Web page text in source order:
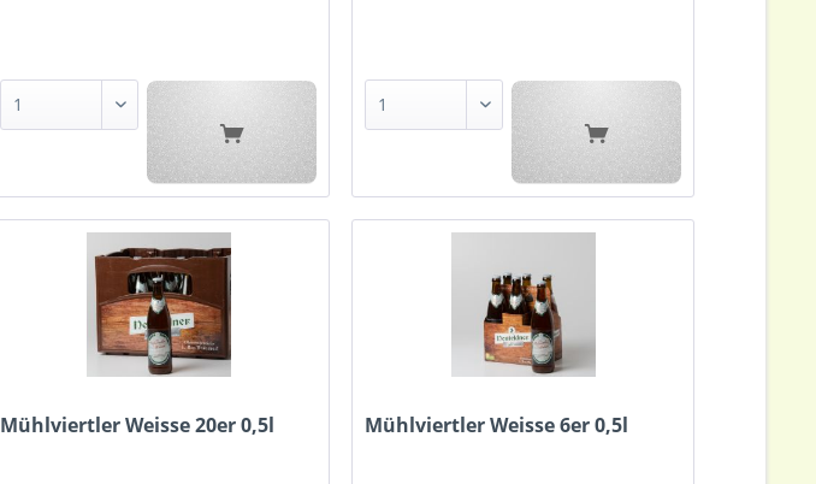
Mühlviertler Weisse 20er 0,5l Mühlviertler Weisse 6er 0,5l